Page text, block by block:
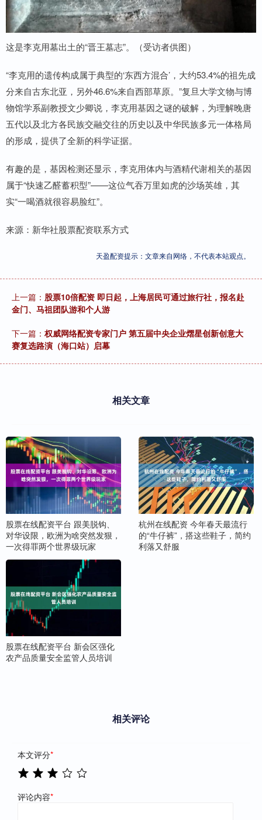
这是李克用墓出土的“晋王墓志”。（受访者供图）
“李克用的遗传构成属于典型的‘东西方混合’，大约53.4%的祖先成
分来自古东北亚，另外46.6%来自西部草原。”复旦大学文物与博
物馆学系副教授文少卿说，李克用基因之谜的破解，为理解晚唐
五代以及北方各民族交融交往的历史以及中华民族多元一体格局
的形成，提供了全新的科学证据。
有趣的是，基因检测还显示，李克用体内与酒精代谢相关的基因
属于“快速乙醛蓄积型”——这位气吞万里如虎的沙场英雄，其
实“一喝酒就很容易脸红”。
来源：新华社股票配资联系方式
天盈配资提示：文章来自网络，不代表本站观点。
上一篇： 股票10倍配资 即日起，上海居民可通过旅行社，报名赴
金门、马祖团队游和个人游
下一篇： 权威网络配资专家门户 第五届中央企业熠星创新创意大
赛复选路演（海口站）启幕
相关文章
股票在线配资平台 跟美脱钩、
对华设限，欧洲为啥突然发狠，
一次得罪两个世界级玩家
杭州在线配资 今年春天最流行
的“牛仔裤”，搭这些鞋子，简约
利落又舒服
股票在线配资平台 新会区强化
农产品质量安全监管人员培训
相关评论
本文评分*
评论内容*